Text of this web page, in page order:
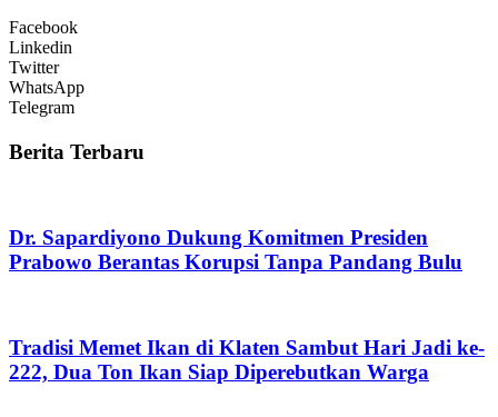
Facebook
Linkedin
Twitter
WhatsApp
Telegram
Berita Terbaru
Dr. Sapardiyono Dukung Komitmen Presiden
Prabowo Berantas Korupsi Tanpa Pandang Bulu
Tradisi Memet Ikan di Klaten Sambut Hari Jadi ke-
222, Dua Ton Ikan Siap Diperebutkan Warga